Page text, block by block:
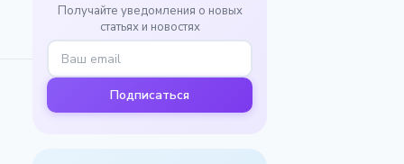
Получайте уведомления о новых
статьях и новостях
Подписаться